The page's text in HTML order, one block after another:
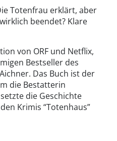
Totenfrau erklärt, aber
beendet? Klare
von ORF und Netflix,
Bestseller des
Das Buch ist der
die Bestatterin
die Geschichte
Krimis “Totenhaus”